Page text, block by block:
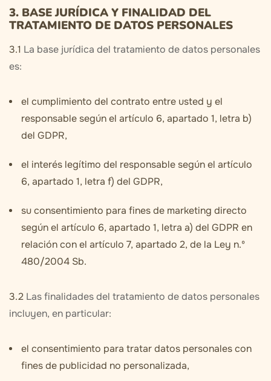
3. BASE JURÍDICA Y FINALIDAD DEL
TRATAMIENTO DE DATOS PERSONALES
3.1 La base jurídica del tratamiento de datos personales
es:
el cumplimiento del contrato entre usted y el
responsable según el artículo 6, apartado 1, letra b)
del GDPR,
el interés legítimo del responsable según el artículo
6, apartado 1, letra f) del GDPR,
su consentimiento para fines de marketing directo
según el artículo 6, apartado 1, letra a) del GDPR en
relación con el artículo 7, apartado 2, de la Ley n.º
480/2004 Sb.
3.2 Las finalidades del tratamiento de datos personales
incluyen, en particular:
el consentimiento para tratar datos personales con
fines de publicidad no personalizada,